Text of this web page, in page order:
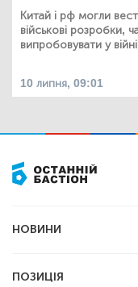
Китай і рф могли
військові розробки,
випробовувати у
10 липня, 09:01
НОВИНИ
ПОЗИЦІЯ